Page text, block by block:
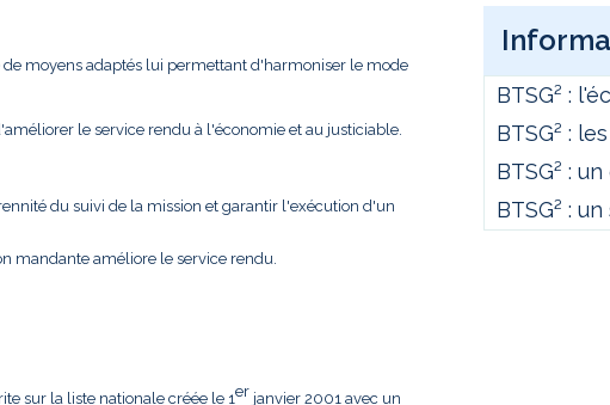
moyens adaptés lui permettant d'harmoniser le mode
le service rendu à l'économie et au justiciable.
du suivi de la mission et garantir l'exécution d'un
mandante améliore le service rendu.
sur la liste nationale créée le 1er janvier 2001 avec un
BTSG² :
BTSG² :
BTSG² :
BTSG² :